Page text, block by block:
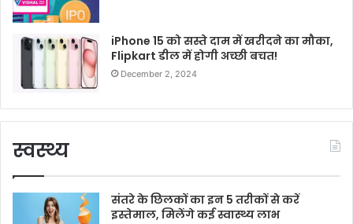
iPhone 15 को सस्ते दाम में खरीदने का मौका,
Flipkart डील में होगी अच्छी बचत!
December 2, 2024
स्वस्थ्य
संतरे के छिलकों का इन 5 तरीकों से करें
इस्तेमाल, मिलेंगे कई स्वास्थ्य लाभ